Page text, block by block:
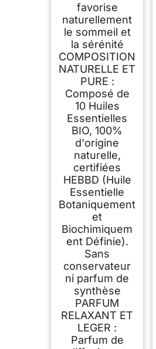
favorise
naturellement
le sommeil et
la sérénité
COMPOSITION
NATURELLE ET
PURE :
Composé de
10 Huiles
Essentielles
BIO, 100%
d'origine
naturelle,
certifiées
HEBBD (Huile
Essentielle
Botaniquement
et
Biochimiquem
ent Définie).
Sans
conservateur
ni parfum de
synthèse
PARFUM
RELAXANT ET
LEGER :
Parfum de